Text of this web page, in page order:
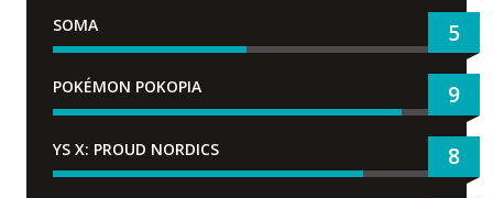
SOMA 5
POKÉMON POKOPIA 9
YS X: PROUD NORDICS 8